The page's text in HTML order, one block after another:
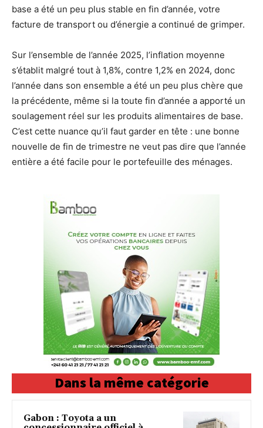
base a été un peu plus stable en fin d’année, votre
facture de transport ou d’énergie a continué de grimper.
Sur l’ensemble de l’année 2025, l’inflation moyenne
s’établit malgré tout à 1,8%, contre 1,2% en 2024, donc
l’année dans son ensemble a été un peu plus chère que
la précédente, même si la toute fin d’année a apporté un
soulagement réel sur les produits alimentaires de base.
C’est cette nuance qu’il faut garder en tête : une bonne
nouvelle de fin de trimestre ne veut pas dire que l’année
entière a été facile pour le portefeuille des ménages.
Dans la même catégorie
Gabon : Toyota a un